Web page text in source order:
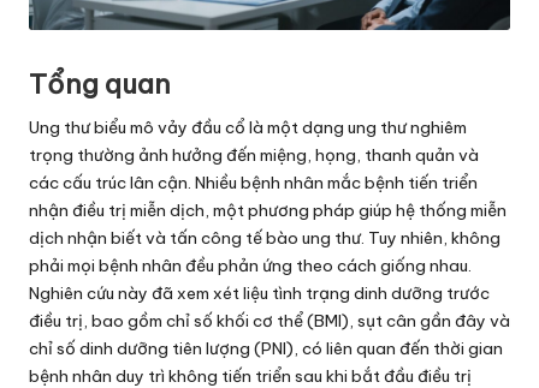
Tổng quan
Ung thư biểu mô vảy đầu cổ là một dạng ung thư nghiêm
trọng thường ảnh hưởng đến miệng, họng, thanh quản và
các cấu trúc lân cận. Nhiều bệnh nhân mắc bệnh tiến triển
nhận điều trị miễn dịch, một phương pháp giúp hệ thống miễn
dịch nhận biết và tấn công tế bào ung thư. Tuy nhiên, không
phải mọi bệnh nhân đều phản ứng theo cách giống nhau.
Nghiên cứu này đã xem xét liệu tình trạng dinh dưỡng trước
điều trị, bao gồm chỉ số khối cơ thể (BMI), sụt cân gần đây và
chỉ số dinh dưỡng tiên lượng (PNI), có liên quan đến thời gian
bệnh nhân duy trì không tiến triển sau khi bắt đầu điều trị